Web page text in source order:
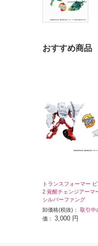
おすすめ商品
トランスフォーマー
2 覚醒チェンジアーマ
シルバーファング
卸価格(税抜)： 取引中
価： 3,000 円